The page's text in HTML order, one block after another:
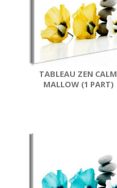
TABLEAU ZEN CALM
MALLOW (1 PART)